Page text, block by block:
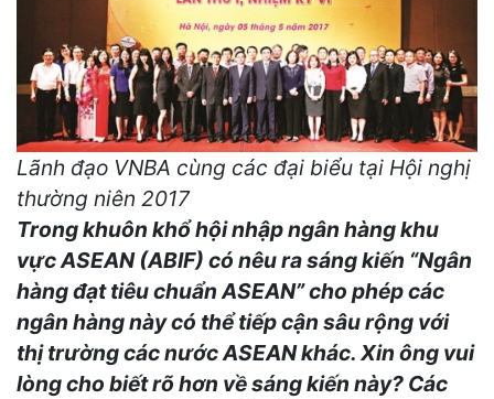
Lãnh đạo VNBA cùng các đại biểu tại Hội nghị
thường niên 2017
Trong khuôn khổ hội nhập ngân hàng khu
vực ASEAN (ABIF) có nêu ra sáng kiến “Ngân
hàng đạt tiêu chuẩn ASEAN” cho phép các
ngân hàng này có thể tiếp cận sâu rộng với
thị trường các nước ASEAN khác. Xin ông vui
lòng cho biết rõ hơn về sáng kiến này? Các